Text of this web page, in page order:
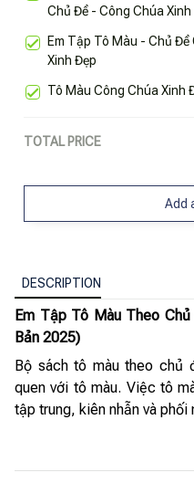
Chủ Đề - Công Chúa Xinh
Em Tập Tô Màu - Chủ Đề
Xinh Đẹp
Tô Màu Công Chúa Xinh
TOTAL PRICE
Add
DESCRIPTION
Em Tập Tô Màu Theo
Bản 2025)
Bộ sách tô màu theo chủ
quen với tô màu. Việc tô
tập trung, kiên nhẫn và phối